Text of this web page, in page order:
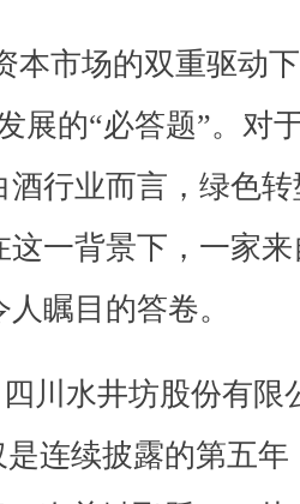
本市场的双重驱动
展的“必答题”。对
酒行业而言，绿色
这一背景下，一家
瞩目的答卷。
川水井坊股份有限
是连续披露的第五